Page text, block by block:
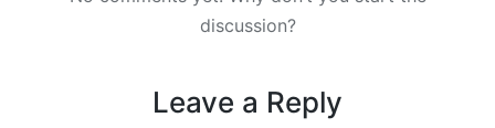
discussion?
Leave a Reply